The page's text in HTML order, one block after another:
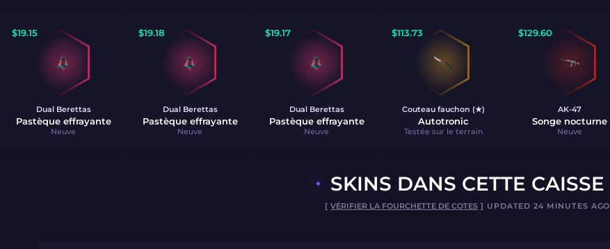
$19.15
Dual Berettas
Pastèque effrayante
Neuve
$19.18
Dual Berettas
Pastèque effrayante
Neuve
$19.17
Dual Berettas
Pastèque effrayante
Neuve
$113.73
Couteau fauchon (★)
Autotronic
Testée sur le terrain
$129.60
AK-47
Songe nocturne
Neuve
SKINS DANS CETTE CAISSE
[VÉRIFIER LA FOURCHETTE DE COTES ] UPDATED 24 MINUTES AGO